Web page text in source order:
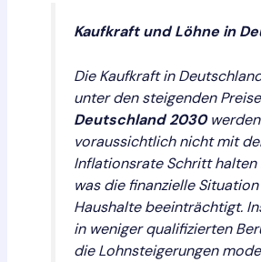
Kaufkraft und Löhne in
Die Kaufkraft in
unter den steigenden
Deutschland 2030werden
voraussichtlich nicht mit
Inflationsrate Schritt halten
was die finanzielle
Haushalte beeinträchtigt.
in weniger qualifizierten
die Lohnsteigerungen